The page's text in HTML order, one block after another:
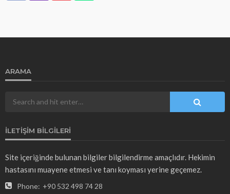
ARAMA
İLETIŞIM BILGILERI
Site içeriğinde bulunan bilgiler bilgilendirme amaçlıdır. Hekimin
hastasını muayene etmesi ve tanı koyması yerine geçemez.
Phone: +90 532 498 74 28